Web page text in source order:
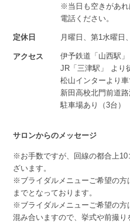
※当日も空きがあ
電話ください。
定休日 月曜日、第1水曜日
アクセス
伊予鉄道「山西駅
JR「三津駅」 より
松山インターより
新田高校北門前道
駐車場あり（3台）
サロンからのメッセージ
※お手数ですが、回線の都合上
ざいます。
※ブライダルメニューご希望の方
までとなっております。
※ブライダルメニューご希望の方
混み合いますので、挙式や前撮